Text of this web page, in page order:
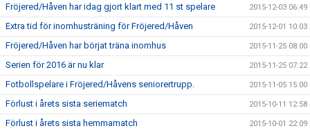
Fröjered/Håven har idag gjort klart med 11 st spelare 2015-12-03 06:49
Extra tid för inomhusträning för Fröjered/Håven 2015-12-01 10:03
Fröjered/Håven har börjat träna inomhus 2015-11-25 08:00
Serien för 2016 är nu klar 2015-11-25 07:22
Fotbollspelare i Fröjered/Håvens seniorertrupp. 2015-11-05 15:00
Förlust i årets sista seriematch 2015-10-11 12:58
Förlust i årets sista hemmamatch 2015-10-01 22:09